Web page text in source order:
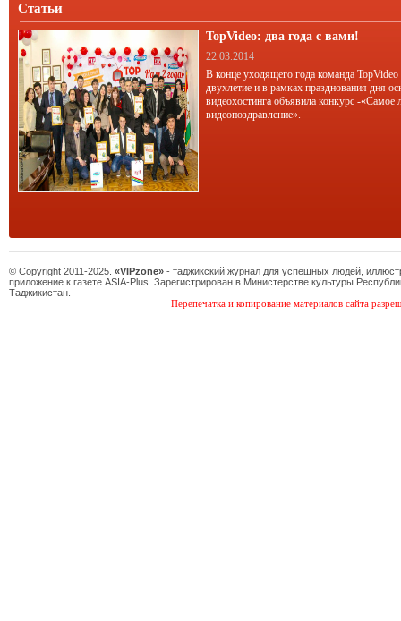
Статьи
TopVideo: два года с вами!
22.03.2014
В конце уходящего года команда TopVideo
двухлетие и в рамках празднования дня
видеохостинга объявила конкурс -«Самое
видеопоздравление».
© Copyright 2011-2025. «VIPzone» - таджикский журнал для успешных людей,
приложение к газете ASIA-Plus. Зарегистрирован в Министерстве культуры
Таджикистан.
Перепечатка и копирование материалов сайта